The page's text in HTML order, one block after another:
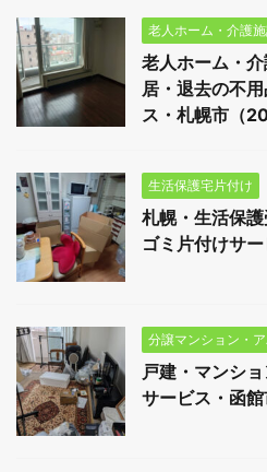
老人ホーム・介護
老人ホーム・
居・退去の不
ス・札幌市（
生活保護宅片付け
札幌・生活保
ゴミ片付けサ
分譲マンション・
戸建・マンシ
サービス・函